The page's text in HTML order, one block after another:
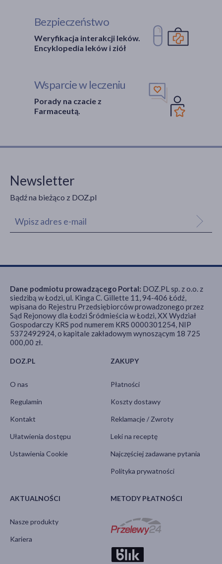
Bezpieczeństwo
Weryfikacja interakcji leków.
Encyklopedia leków i ziół
Wsparcie w leczeniu
Porady na czacie z
Farmaceutą.
Newsletter
Bądź na bieżąco z DOZ.pl
DOZ.PL
O nas
Regulamin
Kontakt
Ułatwienia dostępu
Ustawienia Cookie
ZAKUPY
Płatności
Koszty dostawy
Reklamacje / Zwroty
Leki na receptę
Najczęściej zadawane pytania
Polityka prywatności
AKTUALNOŚCI
Nasze produkty
Kariera
METODY PŁATNOŚCI
Dane podmiotu prowadzącego Portal: DOZ.PL sp. z o.o. z
siedzibą w Łodzi, ul. Kinga C. Gillette 11, 94-406 Łódź,
wpisana do Rejestru Przedsiębiorców prowadzonego przez
Sąd Rejonowy dla Łodzi Śródmieścia w Łodzi, XX Wydział
Gospodarczy KRS pod numerem KRS 0000301254, NIP
5372492924, o kapitale zakładowym wynoszącym 18 725
000,00 zł.